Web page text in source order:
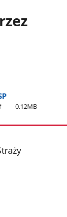
0.12MB